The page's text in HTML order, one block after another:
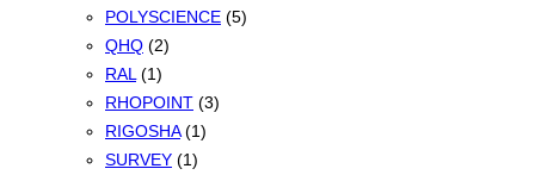
POLYSCIENCE (5)
QHQ (2)
RAL (1)
RHOPOINT (3)
RIGOSHA (1)
SURVEY (1)